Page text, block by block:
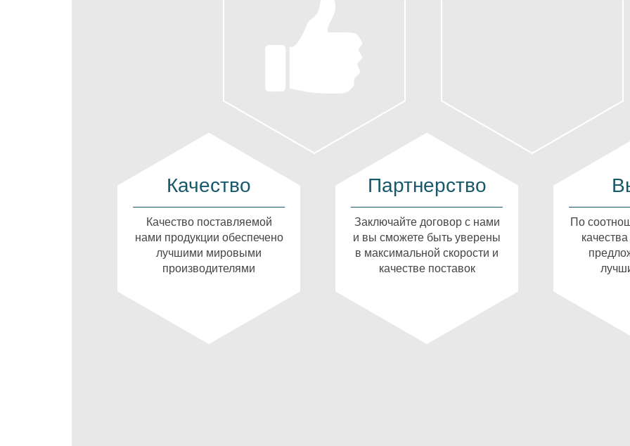
Качество
Качество поставляемой
нами продукции обеспечено
лучшими мировыми
производителями
Партнерство
Заключайте договор с нами
и вы сможете быть уверены
в максимальной скорости и
качестве поставок
По